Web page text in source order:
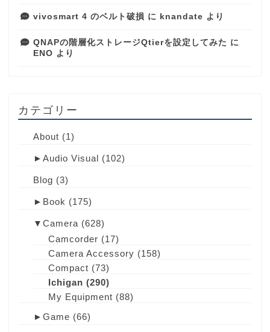
vivosmart 4 のベルト破損 に knandate より
QNAPの階層化ストレージQtierを設定してみた に
ENO より
カテゴリー
About (1)
► Audio Visual (102)
Blog (3)
► Book (175)
▼ Camera (628)
Camcorder (17)
Camera Accessory (158)
Compact (73)
Ichigan (290)
My Equipment (88)
► Game (66)